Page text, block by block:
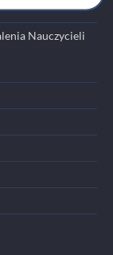
Nauczycieli